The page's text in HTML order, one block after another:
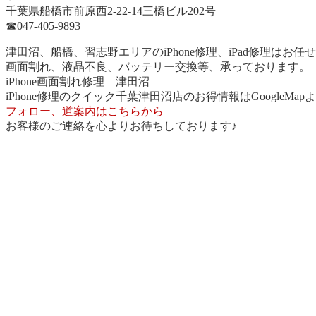
千葉県船橋市前原西2-22-14三橋ビル202号
☎︎047-405-9893
津田沼、船橋、習志野エリアのiPhone修理、iPad修理はお任せ
画面割れ、液晶不良、バッテリー交換等、承っております。
iPhone画面割れ修理 津田沼
iPhone修理のクイック千葉津田沼店のお得情報はGoogleMap
フォロー、道案内はこちらから
お客様のご連絡を心よりお待ちしております♪